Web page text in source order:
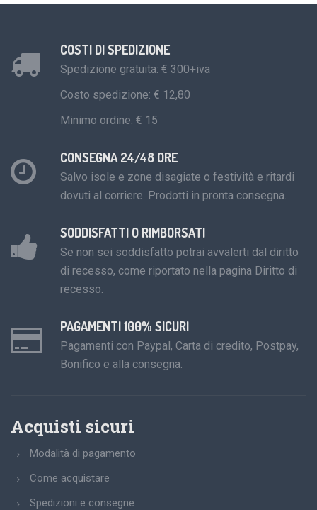
COSTI DI SPEDIZIONE
Spedizione gratuita: € 300+iva
Costo spedizione: € 12,80
Minimo ordine: € 15
CONSEGNA 24/48 ORE
Salvo isole e zone disagiate o festività e ritardi
dovuti al corriere. Prodotti in pronta consegna.
SODDISFATTI O RIMBORSATI
Se non sei soddisfatto potrai avvalerti dal diritto
di recesso, come riportato nella pagina Diritto di
recesso.
PAGAMENTI 100% SICURI
Pagamenti con Paypal, Carta di credito, Postpay,
Bonifico e alla consegna.
Acquisti sicuri
Modalità di pagamento
Come acquistare
Spedizioni e consegne